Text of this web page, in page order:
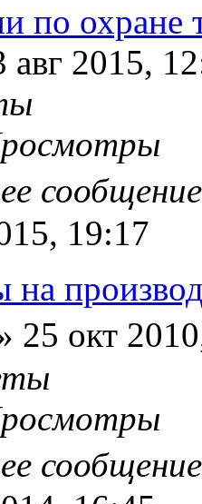
по охране
авг 2015,
19:17
25 окт